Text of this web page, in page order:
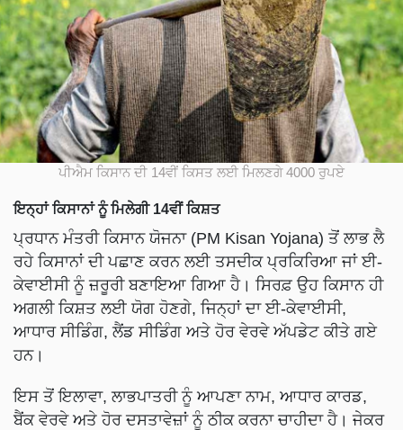
ਪੀਐਮ ਕਿਸਾਨ ਦੀ 14ਵੀਂ ਕਿਸਤ ਲਈ ਮਿਲਣਗੇ 4000 ਰੁਪਏ
ਇਨ੍ਹਾਂ ਕਿਸਾਨਾਂ ਨੂੰ ਮਿਲੇਗੀ 14ਵੀਂ ਕਿਸ਼ਤ
ਪ੍ਰਧਾਨ ਮੰਤਰੀ ਕਿਸਾਨ ਯੋਜਨਾ (PM Kisan Yojana) ਤੋਂ ਲਾਭ ਲੈ
ਰਹੇ ਕਿਸਾਨਾਂ ਦੀ ਪਛਾਣ ਕਰਨ ਲਈ ਤਸਦੀਕ ਪ੍ਰਕਿਰਿਆ ਜਾਂ ਈ-
ਕੇਵਾਈਸੀ ਨੂੰ ਜ਼ਰੂਰੀ ਬਣਾਇਆ ਗਿਆ ਹੈ। ਸਿਰਫ਼ ਉਹ ਕਿਸਾਨ ਹੀ
ਅਗਲੀ ਕਿਸ਼ਤ ਲਈ ਯੋਗ ਹੋਣਗੇ, ਜਿਨ੍ਹਾਂ ਦਾ ਈ-ਕੇਵਾਈਸੀ,
ਆਧਾਰ ਸੀਡਿੰਗ, ਲੈਂਡ ਸੀਡਿੰਗ ਅਤੇ ਹੋਰ ਵੇਰਵੇ ਅੱਪਡੇਟ ਕੀਤੇ ਗਏ
ਹਨ।
ਇਸ ਤੋਂ ਇਲਾਵਾ, ਲਾਭਪਾਤਰੀ ਨੂੰ ਆਪਣਾ ਨਾਮ, ਆਧਾਰ ਕਾਰਡ,
ਬੈਂਕ ਵੇਰਵੇ ਅਤੇ ਹੋਰ ਦਸਤਾਵੇਜ਼ਾਂ ਨੂੰ ਠੀਕ ਕਰਨਾ ਚਾਹੀਦਾ ਹੈ। ਜੇਕਰ